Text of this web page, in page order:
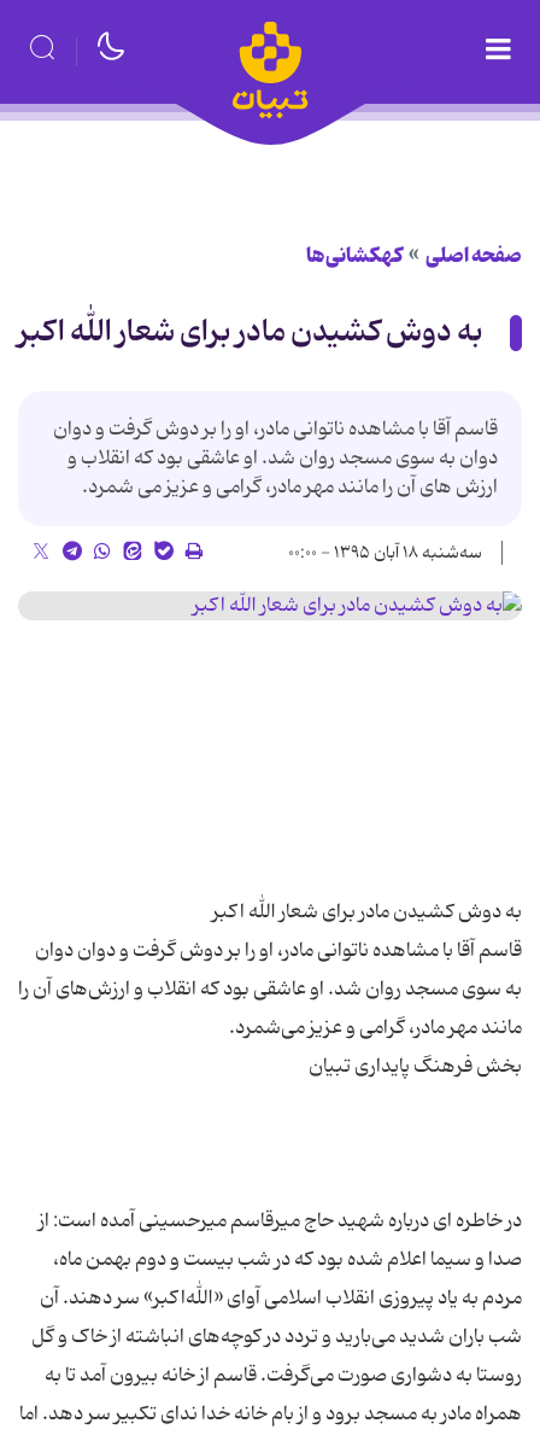
صفحه اصلی کهکشانی‌ها
به دوش کشیدن مادر برای شعار الله اکبر
قاسم آقا با مشاهده ناتوانی مادر، او را بر دوش گرفت و دوان
دوان به سوی مسجد روان شد. او عاشقی بود که انقلاب و
ارزش های آن را مانند مهر مادر، گرامی و عزیز می شمرد.
سه‌شنبه ۱۸ آبان ۱۳۹۵ - ۰۰:۰۰
قاسم آقا با مشاهده ناتوانی مادر، او را بر دوش گرفت و دوان دوان
به سوی مسجد روان شد. او عاشقی بود که انقلاب و ارزش‌های آن را
در خاطره ای درباره شهید حاج میرقاسم میرحسینی آمده است: از
صدا و سیما اعلام شده بود که در شب بیست و دوم بهمن ماه،
مردم به یاد پیروزی انقلاب اسلامی آوای «الله‌اکبر» سر دهند. آن
شب باران شدید می‌بارید و تردد در کوچه‌های انباشته از خاک و گل
روستا به دشواری صورت می‌گرفت. قاسم از خانه بیرون آمد تا به
همراه مادر به مسجد برود و از بام خانه‌ خدا ندای تکبیر سر دهد. اما